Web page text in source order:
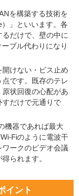
を構築する技術を
）」といいます。各
だけで、壁の中に
ブル代わりになり
けない・ビス止め
です。既存のテレ
状回復の心配があ
すだけで元通りで
機器であれば最大
Fiのように電波干
ークのビデオ会議
られます。
イント